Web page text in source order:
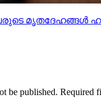
മൃതദേഹങ്ങള്‍
be published. Required